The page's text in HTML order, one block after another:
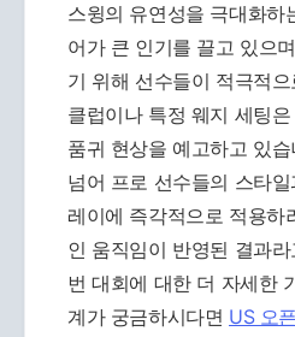
스윙의 유연성을 극대화하
어가 큰 인기를 끌고 있으
기 위해 선수들이 적극적
클럽이나 특정 웨지 세팅
품귀 현상을 예고하고 있
넘어 프로 선수들의 스타
레이에 즉각적으로 적용하
인 움직임이 반영된 결과
번 대회에 대한 더 자세한
계가 궁금하시다면 US 오